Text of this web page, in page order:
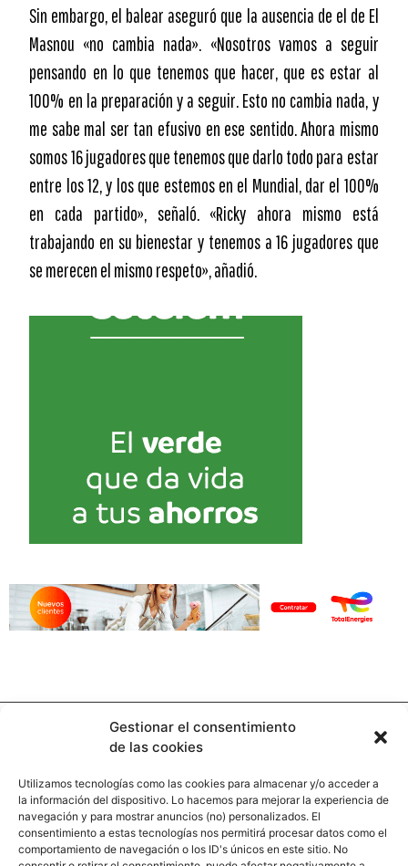
Gestionar el consentimiento
de las cookies
Utilizamos tecnologías como las cookies para almacenar y/o acceder a
la información del dispositivo. Lo hacemos para mejorar la experiencia de
navegación y para mostrar anuncios (no) personalizados. El
consentimiento a estas tecnologías nos permitirá procesar datos como el
comportamiento de navegación o los ID's únicos en este sitio. No
Sin embargo, el balear aseguró que la ausencia de el de El
Masnou «no cambia nada». «Nosotros vamos a seguir
pensando en lo que tenemos que hacer, que es estar al
100% en la preparación y a seguir. Esto no cambia nada, y
me sabe mal ser tan efusivo en ese sentido. Ahora mismo
somos 16 jugadores que tenemos que darlo todo para estar
entre los 12, y los que estemos en el Mundial, dar el 100%
en cada partido», señaló. «Ricky ahora mismo está
trabajando en su bienestar y tenemos a 16 jugadores que
se merecen el mismo respeto», añadió.
Contacto